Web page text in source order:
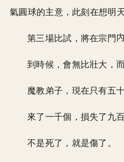
氣圓球的主意，此刻在想明
第三場比試，將在宗門
到時候，會無比壯大，
魔教弟子，現在只有五十
來了一千個，損失了九百
不是死了，就是傷了。